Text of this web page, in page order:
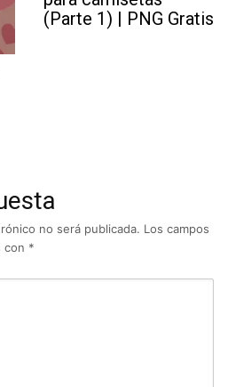
(Parte 1) | PNG Gratis
no será publicada. Los campos
con *